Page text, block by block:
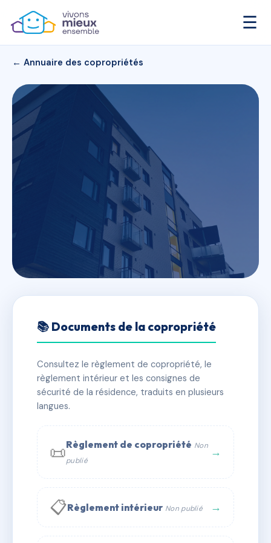
☰
← Annuaire des copropriétés
GAMBETTA (006)
✓ Immatriculée 🏠 95 lots 🏗 1 bâtiment(s)
📞 Contacter Syndic Digital
📚 Documents de la copropriété
Consultez le règlement de copropriété, le
règlement intérieur et les consignes de
sécurité de la résidence, traduits en plusieurs
langues.
📜Règlement de copropriété Non
publié
→
📋Règlement intérieur Non publié →